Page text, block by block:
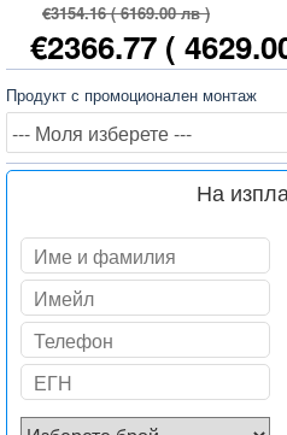
€3154.16( 6169.00 лв )
€2366.77 (
Продукт с промоционален монтаж
На